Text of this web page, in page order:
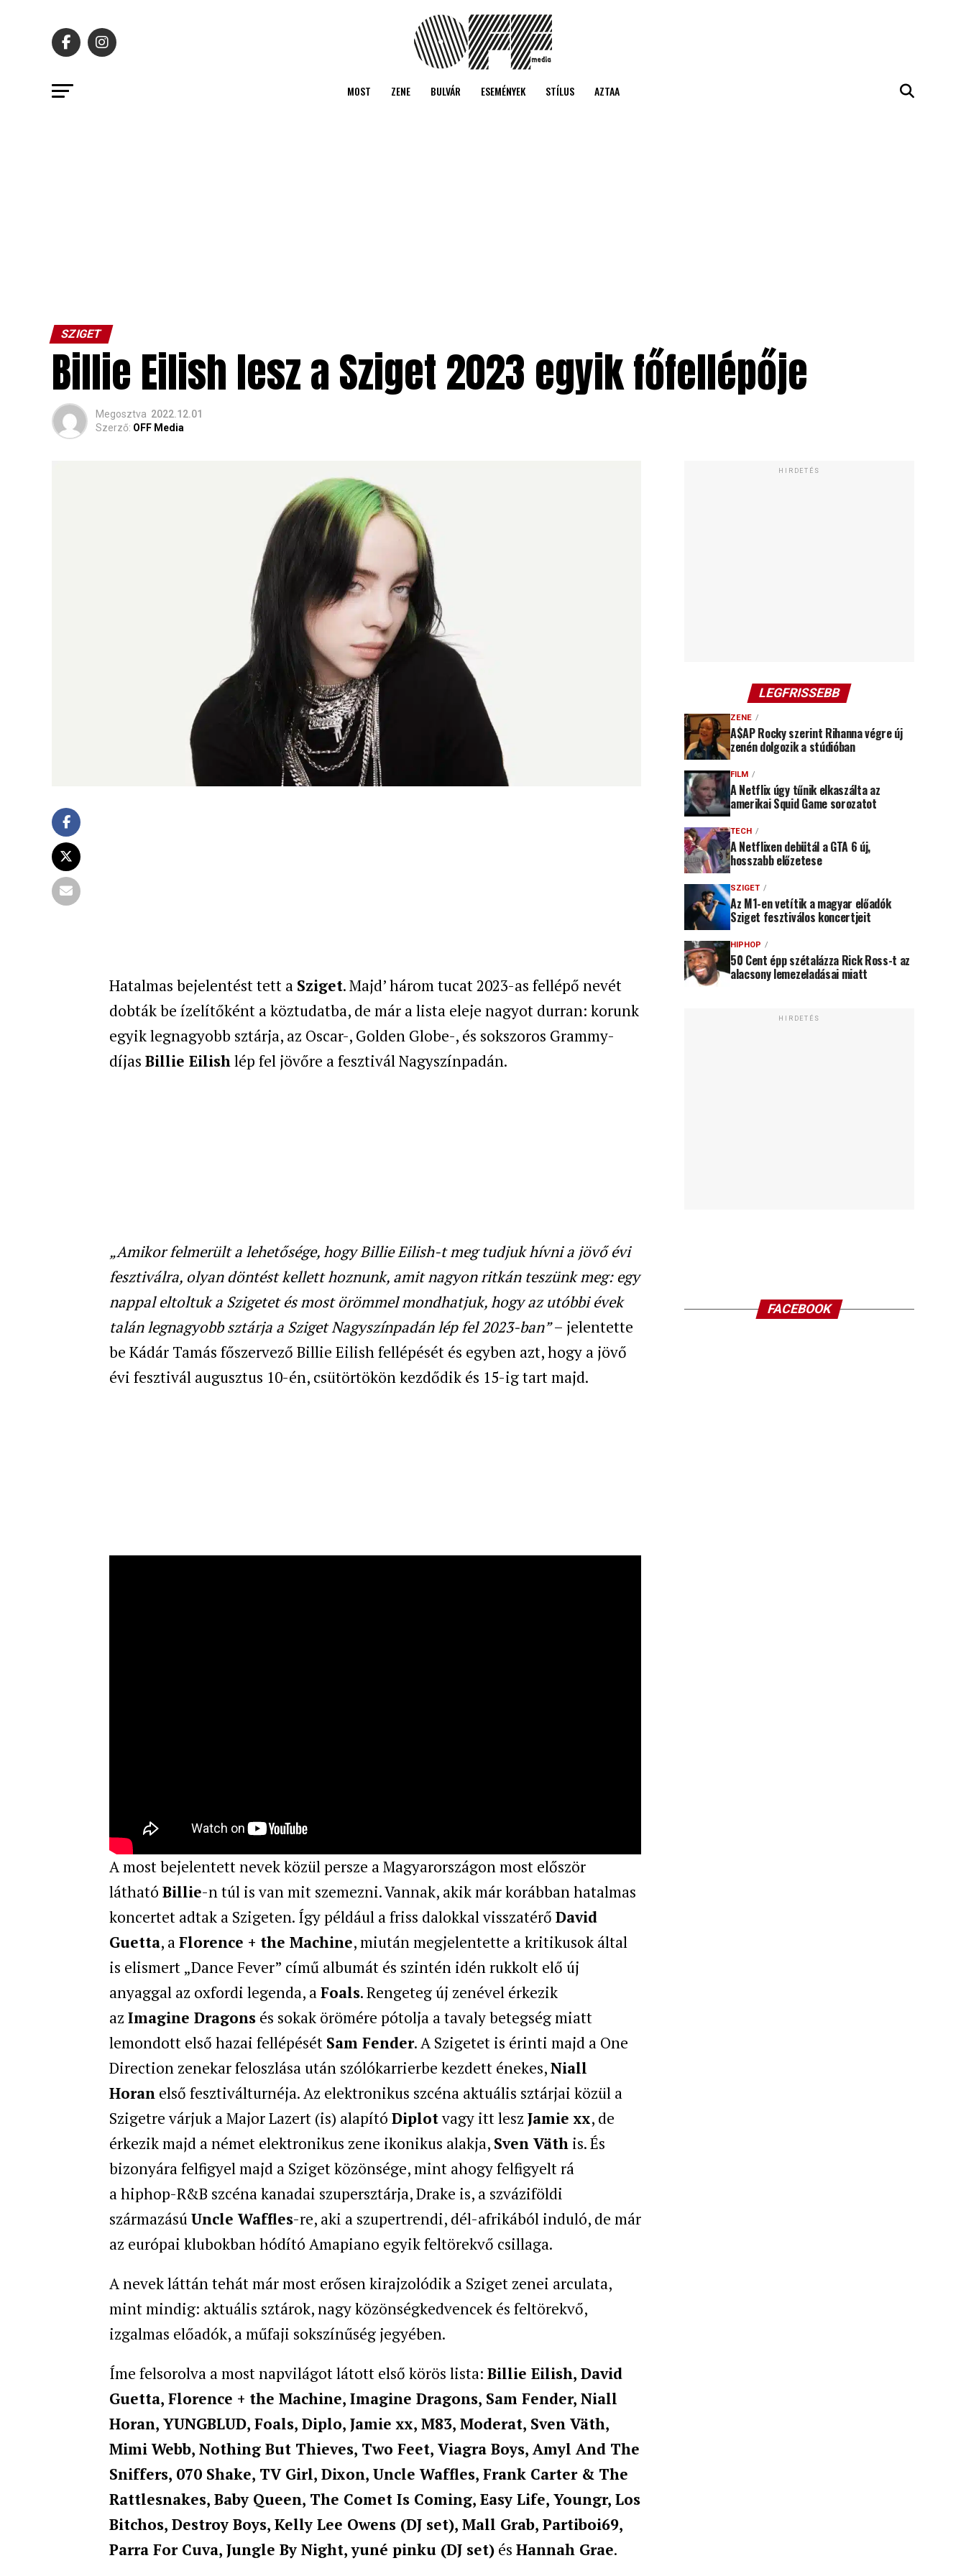
MOST ZENE BULVÁR ESEMÉNYEK STÍLUS AZTAA
SZIGET
Billie Eilish lesz a Sziget 2023 egyik főfellépője
Megosztva 2022.12.01
Szerző: OFF Media
Hatalmas bejelentést tett a Sziget. Majd’ három tucat 2023-as fellépő nevét
dobták be ízelítőként a köztudatba, de már a lista eleje nagyot durran: korunk
egyik legnagyobb sztárja, az Oscar-, Golden Globe-, és sokszoros Grammy-
díjas Billie Eilishlép fel jövőre a fesztivál Nagyszínpadán.
„Amikor felmerült a lehetősége, hogy Billie Eilish-t meg tudjuk hívni a jövő évi
fesztiválra, olyan döntést kellett hoznunk, amit nagyon ritkán teszünk meg: egy
nappal eltoltuk a Szigetet és most örömmel mondhatjuk, hogy az utóbbi évek
talán legnagyobb sztárja a Sziget Nagyszínpadán lép fel 2023-ban”– jelentette
be Kádár Tamás főszervező Billie Eilish fellépését és egyben azt, hogy a jövő
évi fesztivál augusztus 10-én, csütörtökön kezdődik és 15-ig tart majd.
A most bejelentett nevek közül persze a Magyarországon most először
látható Billie-n túl is van mit szemezni. Vannak, akik már korábban hatalmas
koncertet adtak a Szigeten. Így például a friss dalokkal visszatérő David
Guetta, aFlorence + the Machine, miután megjelentette a kritikusok által
is elismert „Dance Fever” című albumát és szintén idén rukkolt elő új
anyaggal az oxfordi legenda, aFoals. Rengeteg új zenével érkezik
az Imagine Dragons és sokak örömére pótolja a tavaly betegség miatt
lemondott első hazai fellépését Sam Fender. A Szigetet is érinti majd a One
Direction zenekar feloszlása után szólókarrierbe kezdett énekes,Niall
Horan első fesztiválturnéja. Az elektronikus szcéna aktuális sztárjai közül a
Szigetre várjuk a Major Lazert (is) alapító Diplotvagy itt lesz Jamie xx, de
érkezik majd a német elektronikus zene ikonikus alakja, Sven Väth is. És
bizonyára felfigyel majd a Sziget közönsége, mint ahogy felfigyelt rá
a hiphop-R&B szcéna kanadai szupersztárja, Drake is, a szváziföldi
származásúUncle Waffles-re, aki a szupertrendi, dél-afrikából induló, de már
az európai klubokban hódító Amapiano egyik feltörekvő csillaga.
A nevek láttán tehát már most erősen kirajzolódik a Sziget zenei arculata,
mint mindig: aktuális sztárok, nagy közönségkedvencek és feltörekvő,
izgalmas előadók, a műfaji sokszínűség jegyében.
Íme felsorolva a most napvilágot látott első körös lista: Billie Eilish, David
Guetta, Florence + the Machine, Imagine Dragons, Sam Fender, Niall
Horan, YUNGBLUD, Foals, Diplo, Jamie xx, M83, Moderat, Sven Väth,
Mimi Webb, Nothing But Thieves, Two Feet, Viagra Boys, Amyl And The
Sniffers, 070 Shake, TV Girl, Dixon, Uncle Waffles, Frank Carter & The
Rattlesnakes, Baby Queen, The Comet Is Coming, Easy Life, Youngr, Los
Bitchos, Destroy Boys, Kelly Lee Owens (DJ set), Mall Grab, Partiboi69,
Parra For Cuva, Jungle By Night, yuné pinku (DJ set) és Hannah Grae.
HIRDETÉS
LEGFRISSEBB
ZENE
A$AP Rocky szerint Rihanna végre új
zenén dolgozik a stúdióban
FILM
A Netflix úgy tűnik elkaszálta az
amerikai Squid Game sorozatot
TECH
A Netflixen debütál a GTA 6 új,
hosszabb előzetese
SZIGET
Az M1-en vetítik a magyar előadók
Sziget fesztiválos koncertjeit
HIPHOP
50 Cent épp szétalázza Rick Ross-t az
alacsony lemezeladásai miatt
HIRDETÉS
FACEBOOK